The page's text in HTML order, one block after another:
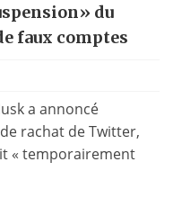
du
faux comptes
a annoncé
rachat de Twitter,
« temporairement